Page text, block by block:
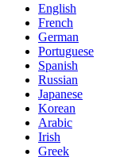
English
French
German
Portuguese
Spanish
Russian
Japanese
Korean
Arabic
Irish
Greek